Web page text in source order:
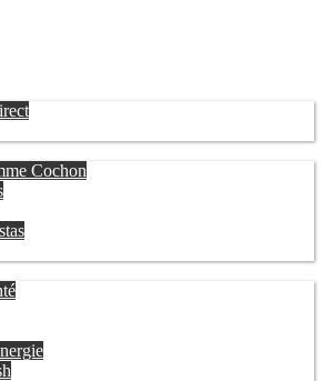
Cochon